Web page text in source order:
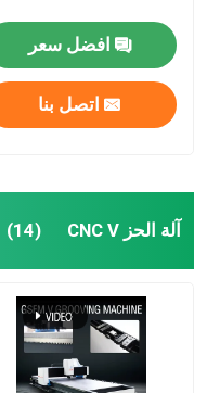
افضل سعر
اتصل بنا
آلة الحز CNC V (14)